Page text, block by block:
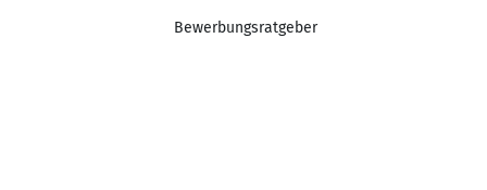
Bewerbungsratgeber